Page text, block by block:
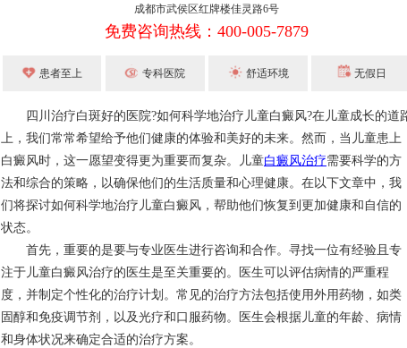
成都市武侯区红牌楼佳灵路6号
免费咨询热线：400-005-7879
患者至上 专科医院 舒适环境 无假日
四川治疗白斑好的医院?如何科学地治疗儿童白癜风?在儿童成长的道
上，我们常常希望给予他们健康的体验和美好的未来。然而，当儿童患上
白癜风时，这一愿望变得更为重要而复杂。儿童白癜风治疗需要科学的方
法和综合的策略，以确保他们的生活质量和心理健康。在以下文章中，我
们将探讨如何科学地治疗儿童白癜风，帮助他们恢复到更加健康和自信的
状态。
首先，重要的是要与专业医生进行咨询和合作。寻找一位有经验且专
注于儿童白癜风治疗的医生是至关重要的。医生可以评估病情的严重程
度，并制定个性化的治疗计划。常见的治疗方法包括使用外用药物，如类
固醇和免疫调节剂，以及光疗和口服药物。医生会根据儿童的年龄、病情
和身体状况来确定合适的治疗方案。